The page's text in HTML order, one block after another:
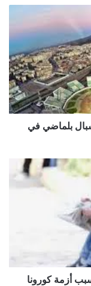
بلماضي في
أزمة كورونا